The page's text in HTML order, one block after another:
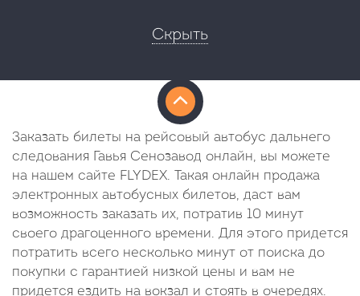
Скрыть
Заказать билеты на рейсовый автобус дальнего
следования Гавья Сенозавод онлайн, вы можете
на нашем сайте FLYDEX. Такая онлайн продажа
электронных автобусных билетов, даст вам
возможность заказать их, потратив 10 минут
своего драгоценного времени. Для этого придется
потратить всего несколько минут от поиска до
покупки с гарантией низкой цены и вам не
придется ездить на вокзал и стоять в очередях.